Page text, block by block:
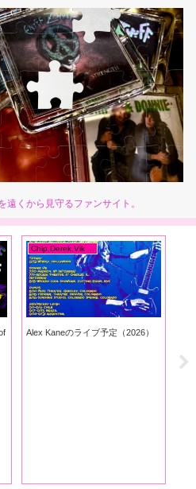
遠くから見守るファンサイト。
Chip,Derek,Vik ...
Alex Kaneのライブ予定（2026）